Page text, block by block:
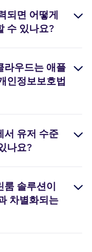
계산하고 분
하는 기능을
되지 않는 전
뷰션 데이터의
상을 정확히
터 상세 수준
되면 어떻게
수 있나요?
으로 의존할 수
해할 수 있고 상
최근 업계 내
확연하게 나
방식으로 진
대한 인사이트
저 수준 데이터
라우드는 애플
인정보보호법
하여 사전 구
플과 구글 (그
사)의 개인정보
트되면 이에
용자가 항상
합니다.
서 유저 수준
나요?
에게 적용되
유저의 동의에
유가 허용되고
필요하다면, 네,
룸 솔루션이
차별화되는